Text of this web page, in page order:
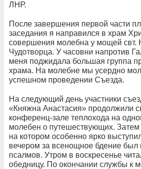
ЛНР.
После завершения первой части
заседания я направился в храм
совершения молебна у мощей свт.
Чудотворца. У часовни напротив
меня поджидала большая группа
храма. На молебне мы усердно
успешном проведении Съезда.
На следующий день участники
«Княжна Анастасия» продолжили
конференц-зале теплохода на
молебен о путешествующих. Затем
на котором особенно ярко
вечером за всенощное бдение был
псалмов. Утром в воскресенье
обедницу. По окончании службы к